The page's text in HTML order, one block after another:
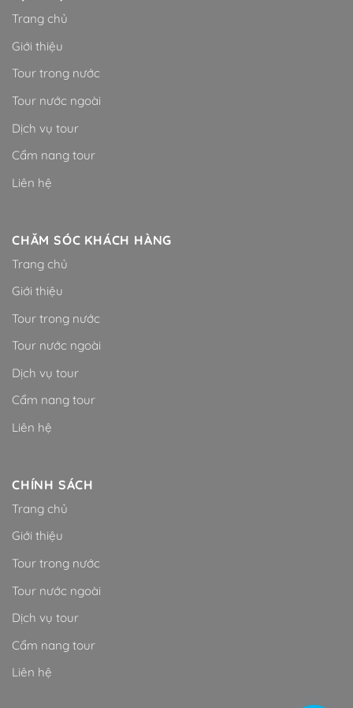
Trang chủ
Giới thiệu
Tour trong nước
Tour nước ngoài
Dịch vụ tour
Cẩm nang tour
Liên hệ
CHĂM SÓC KHÁCH HÀNG
Trang chủ
Giới thiệu
Tour trong nước
Tour nước ngoài
Dịch vụ tour
Cẩm nang tour
Liên hệ
CHÍNH SÁCH
Trang chủ
Giới thiệu
Tour trong nước
Tour nước ngoài
Dịch vụ tour
Cẩm nang tour
Liên hệ